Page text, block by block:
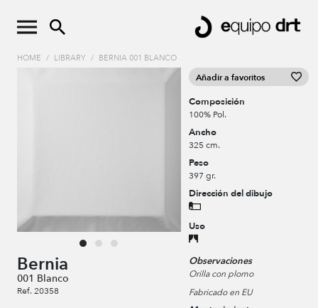
HOME / LIBRARY / BERNIA 001 BLANCO
Bernia
001 Blanco
Ref. 20358
Añadir a favoritos
Composición
100% Pol.
Ancho
325 cm.
Peso
397 gr.
Dirección del dibujo
Uso
Observaciones
Orilla con plomo
Fabricado en EU